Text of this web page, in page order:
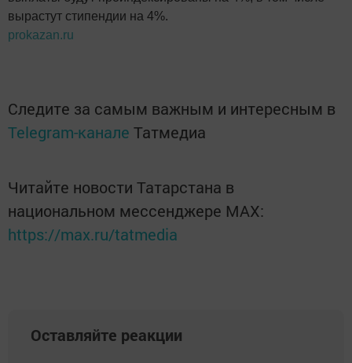
вырастут стипендии на 4%.
prokazan.ru
Следите за самым важным и интересным в
Telegram-канале Татмедиа
Читайте новости Татарстана в
национальном мессенджере MАХ:
https://max.ru/tatmedia
Оставляйте реакции